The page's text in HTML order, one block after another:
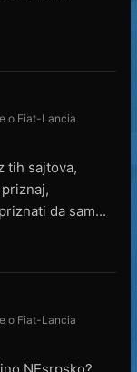
o Fiat-Lancia
tih sajtova,
da sam...
o Fiat-Lancia